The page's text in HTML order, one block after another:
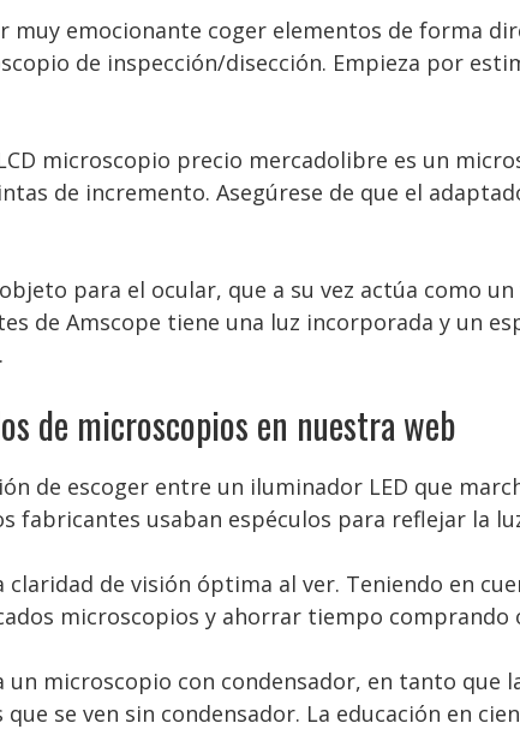
muy emocionante coger elementos de forma
de inspección/disección. Empieza por
microscopio precio mercadolibre es un
de incremento. Asegúrese de que el
para el ocular, que a su vez actúa como
de Amscope tiene una luz incorporada y un
de microscopios en nuestra web
de escoger entre un iluminador LED que
fabricantes usaban espéculos para reflejar la
claridad de visión óptima al ver. Teniendo en
microscopios y ahorrar tiempo comprando
un microscopio con condensador, en tanto que
se ven sin condensador. La educación en